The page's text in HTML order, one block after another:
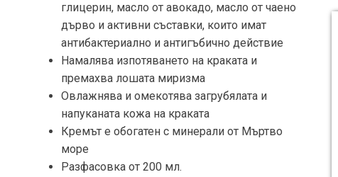
глицерин, масло от авокадо, масло от чаено
дърво и активни съставки, които имат
антибактериално и антигъбично действие
Намалява изпотяването на краката и
премахва лошата миризма
Овлажнява и омекотява загрубялата и
напуканата кожа на краката
Кремът е обогатен с минерали от Мъртво
море
Разфасовка от 200 мл.